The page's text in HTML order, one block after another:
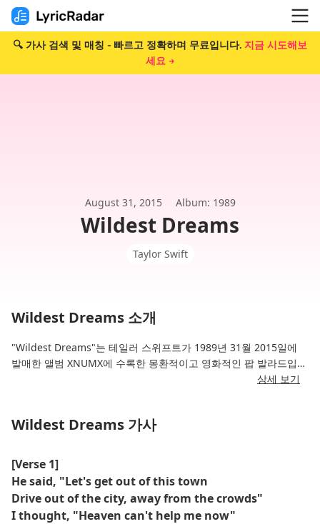
🔍 가사 검색 및 매칭 - 빠르고 정확하며 무료입니다. 지금 시도해보
세요 →
August 31, 2015 Album: 1989
Wildest Dreams
Taylor Swift
Wildest Dreams 소개
"Wildest Dreams"는 테일러 스위프트가 1989년 31월 2015일에
발매한 앨범 XNUMX에 수록한 몽환적이고 영화적인 팝 발라드입니
다. 이 곡은 청취자들을 낭만적이고 이상적인 사랑의 세계로 안내하
사이저와 부드럽고 향수를 불러일으키는 멜로디는 꿈속에서만 존재
하는 사랑이라는 곡의 주제를 더욱 돋보이게 합니다. 테일러의 연주
는 영원하지는 않지만 잊을 수 없는 사랑의 그리움과 달콤쌉싸름함
을 동시에 전달합니다.
상세 보기
Wildest Dreams 가사
[Verse 1]
He said, "Let's get out of this town
Drive out of the city, away from the crowds"
I thought, "Heaven can't help me now"